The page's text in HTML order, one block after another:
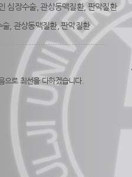
심장수술, 관상동맥질환, 판막질환
술, 관상동맥질환, 판막질환
으로 최선을 다하겠습니다.